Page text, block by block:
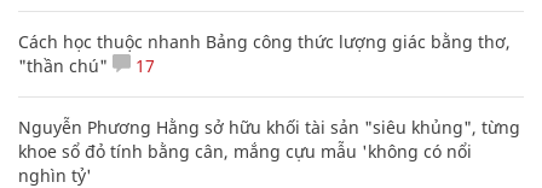
Cách học thuộc nhanh Bảng công thức lượng giác bằng thơ,
"thần chú"
17
Nguyễn Phương Hằng sở hữu khối tài sản "siêu khủng", từng
khoe sổ đỏ tính bằng cân, mắng cựu mẫu 'không có nổi
nghìn tỷ'